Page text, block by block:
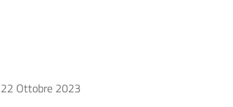
22 Ottobre 2023